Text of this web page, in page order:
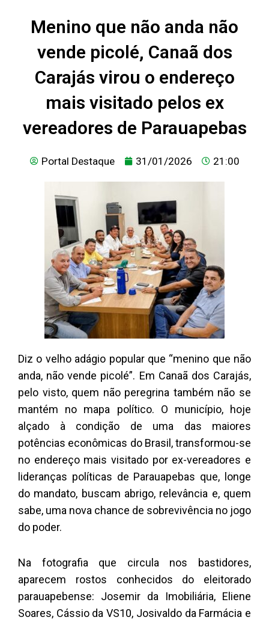
Menino que não anda não
vende picolé, Canaã dos
Carajás virou o endereço
mais visitado pelos ex
vereadores de Parauapebas
Portal Destaque 31/01/2026 21:00
Diz o velho adágio popular que “menino que não
anda, não vende picolé”. Em Canaã dos Carajás,
pelo visto, quem não peregrina também não se
mantém no mapa político. O município, hoje
alçado à condição de uma das maiores
potências econômicas do Brasil, transformou-se
no endereço mais visitado por ex-vereadores e
lideranças políticas de Parauapebas que, longe
do mandato, buscam abrigo, relevância e, quem
sabe, uma nova chance de sobrevivência no jogo
do poder.
Na fotografia que circula nos bastidores,
aparecem rostos conhecidos do eleitorado
parauapebense: Josemir da Imobiliária, Eliene
Soares, Cássio da VS10, Josivaldo da Farmácia e